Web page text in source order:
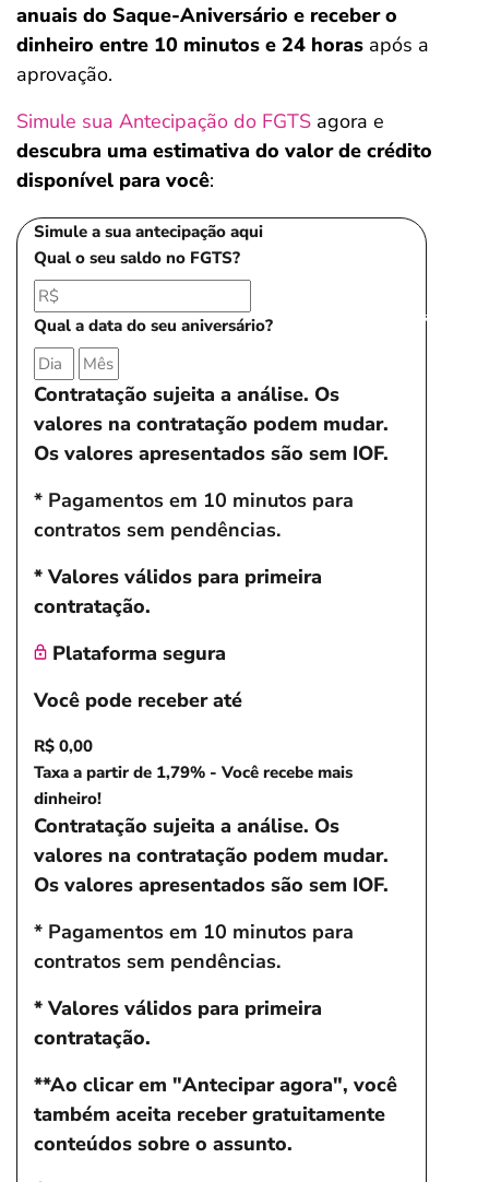
anuais do Saque-Aniversário e receber o
dinheiro entre 10 minutos e 24 horas após a
aprovação.
Simule sua Antecipação do FGTS agora e
descubra uma estimativa do valor de crédito
disponível para você:
Salvar Ferramenta
Simule a sua antecipação aqui
Qual o seu saldo no FGTS?
Qual a data do seu aniversário?
Contratação sujeita a análise. Os
valores na contratação podem mudar.
Os valores apresentados são sem IOF.
* Pagamentos em 10 minutos para
contratos sem pendências.
* Valores válidos para primeira
contratação.
Plataforma segura
Você pode receber até
R$ 0,00
Taxa a partir de 1,79% - Você recebe mais
dinheiro!
Contratação sujeita a análise. Os
valores na contratação podem mudar.
Os valores apresentados são sem IOF.
* Pagamentos em 10 minutos para
contratos sem pendências.
* Valores válidos para primeira
contratação.
**Ao clicar em "Antecipar agora", você
também aceita receber gratuitamente
conteúdos sobre o assunto.